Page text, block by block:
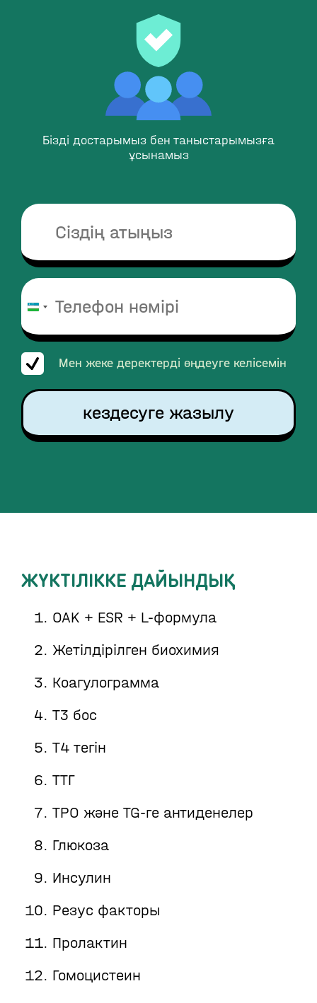
Бізді достарымыз бен таныстарымызға
ұсынамыз
Uzbekistan
Мен жеке деректерді өңдеуге келісемін
кездесуге жазылу
ЖҮКТІЛІККЕ ДАЙЫНДЫҚ
OAK + ESR + L-формула
Жетілдірілген биохимия
Коагулограмма
Т3 бос
Т4 тегін
ТТГ
TPO және TG-ге антиденелер
Глюкоза
Инсулин
Резус факторы
Пролактин
Гомоцистеин